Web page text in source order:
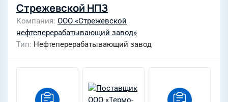
Стрежевской НПЗ
Компания ООО «Стрежевской
нефтеперерабатывающий завод»
Тип Нефтеперерабатывающий завод